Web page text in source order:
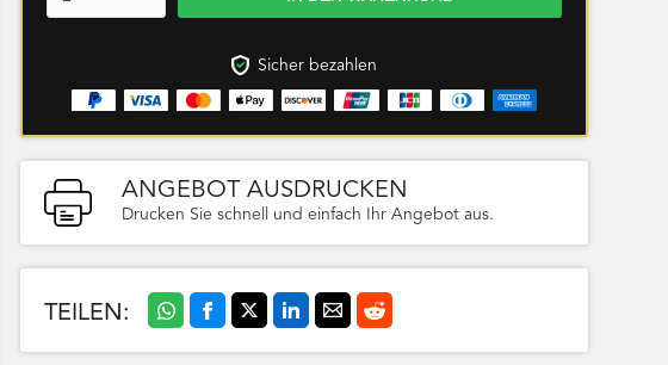
Sicher bezahlen
ANGEBOT AUSDRUCKEN
Drucken Sie schnell und einfach Ihr Angebot aus.
TEILEN: